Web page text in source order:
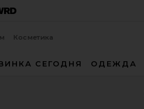
Косметика
СЕГОДНЯ ОДЕЖДА